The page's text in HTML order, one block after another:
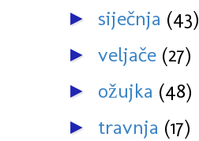
► siječnja (43)
► veljače (27)
► ožujka (48)
► travnja (17)